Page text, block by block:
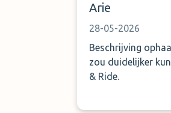
Arie
28-05-2026
Beschrijving
zou duidelijker
& Ride.